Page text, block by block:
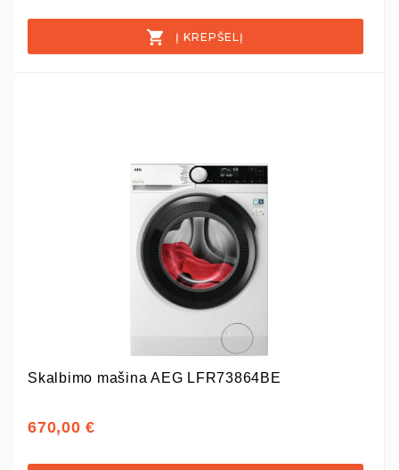
Į KREPŠELĮ
Skalbimo mašina AEG LFR73864BE
670,00 €